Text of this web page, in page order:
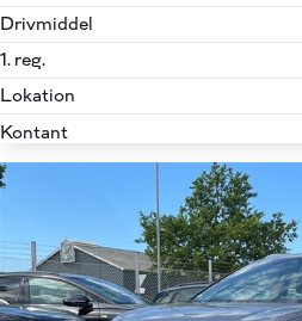
Drivmiddel
1. reg.
Lokation
Kontant